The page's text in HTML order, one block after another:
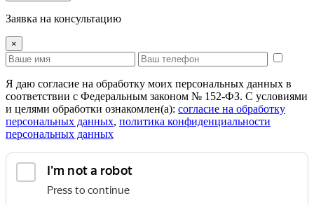
Заявка на консультацию
×
Я даю согласие на обработку моих персональных данных в
соответствии с Федеральным законом № 152-ФЗ. С условиями
и целями обработки ознакомлен(а): cогласие на обработку
персональных данных, политика конфиденциальности
персональных данных